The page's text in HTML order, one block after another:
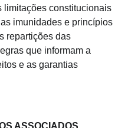
limitações constitucionais
imunidades e princípios
repartições das
que informam a
e as garantias
ASSOCIADOS